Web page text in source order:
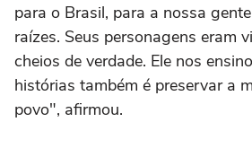
para o Brasil, para a nossa
raízes. Seus personagens eram
cheios de verdade. Ele nos
histórias também é preservar a
povo", afirmou.